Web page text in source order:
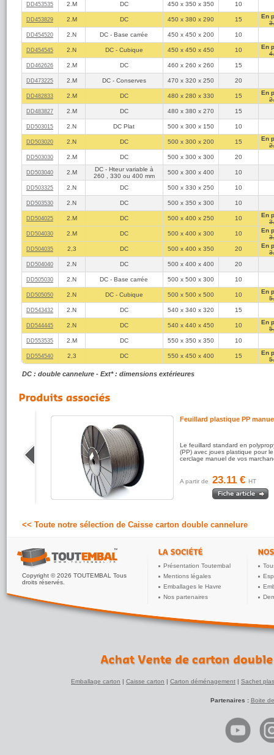
DD453535 2.M DC 450 x 350 x 350 10
DD453829 2.M DC 450 x 380 x 290 15
En
DD454520 2.N DC - Base carrée 450 x 450 x 200 10
DD454545 2.N DC - Cubique 450 x 450 x 450 10
En
DD462626 2.M DC 460 x 260 x 260 15
DD473225 2.M DC - Conserves 470 x 320 x 250 20
DD482833 2.M DC 480 x 280 x 330 15
En
DD483827 2.M DC 480 x 380 x 270 15
DD503015 2.N DC Plat 500 x 300 x 150 10
DD503020 2.N DC 500 x 300 x 200 15
En
DD503030 2.M DC 500 x 300 x 300 20
DD503040 2.M
DC - Hteur variable à
260 , 330 ou 400 mm
500 x 300 x 400 10
DD503325 2.N DC 500 x 330 x 250 10
DD503530 2.N DC 500 x 350 x 300 10
DD504025 2.M DC 500 x 400 x 250 10
En
DD504030 2.M DC 500 x 400 x 300 10
En
DD504035 2,3 DC 500 x 400 x 350 20
En
DD504040 2.N DC 500 x 400 x 400 20
DD505030 2.N DC - Base carrée 500 x 500 x 300 10
DD505050 2.N DC - Cubique 500 x 500 x 500 10
En
DD543432 2.N DC 540 x 340 x 320 15
DD544445 2.N DC 540 x 440 x 450 10
En
DD553535 2.M DC 550 x 350 x 350 10
DD554540 2,3 DC 550 x 450 x 400 15
En
DC : double cannelure - Ext* : dimensions extérieures
Feuillard plastique PP
Le feuillard standard en
(PP) avec joues plastique pour le
cerclage manuel de vos
A partir de 23.11 € HT
<< Toute notre sélection de Caisse carton double cannelure
Copyright © 2026 TOUTEMBAL Tous
droits réservés.
Présentation Toutembal
Mentions légales
Emballages le Havre
Nos partenaires
Emballage carton | Caisse carton | Carton déménagement | Sachet
Partenaires : Boite